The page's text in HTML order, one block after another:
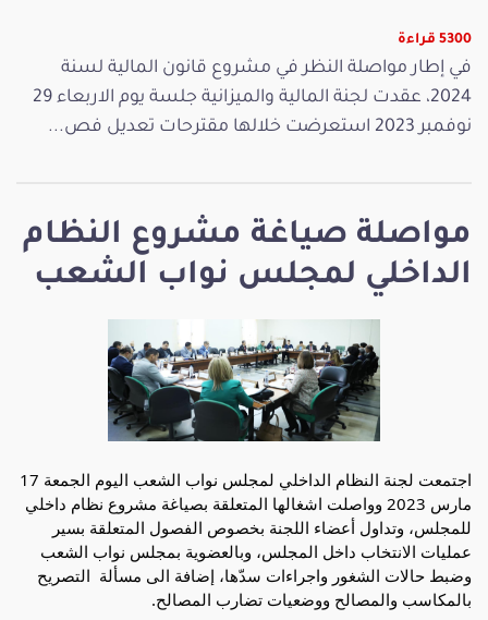
مواصلة صياغة مشروع النظام
الداخلي لمجلس نواب الشعب
بالمكاسب والمصالح ووضعيات تضارب المصالح.
5300 قراءة
في إطار مواصلة النظر في مشروع قانون المالية لسنة
2024، عقدت لجنة المالية والميزانية جلسة يوم الاربعاء 29
نوفمبر 2023 استعرضت خلالها مقترحات تعديل فص...